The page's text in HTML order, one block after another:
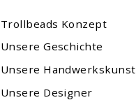
Trollbeads Konzept
Unsere Geschichte
Unsere Handwerkskunst
Unsere Designer